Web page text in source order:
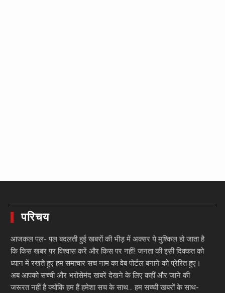
परिचय
आजकल पल- पल बदलती हुई खबरों की भीड़ में अक्सर ये मुश्किल हो जाता है
कि किस खबर पर विश्वास करें और किस पर नहीं! जनता की इसी दिक्कत को
ध्यान में रखते हुए हम समाचार सच नाम का वेब पोर्टल बनाने को प्रेरित हुए।
अब आपको सच्ची और भरोसेमंद खबरें देखने के लिए कहीं और जाने की
जरूरत नहीं है क्योंकि हम हैं हमेशा सच के साथ… हम सच्ची खबरों के साथ-